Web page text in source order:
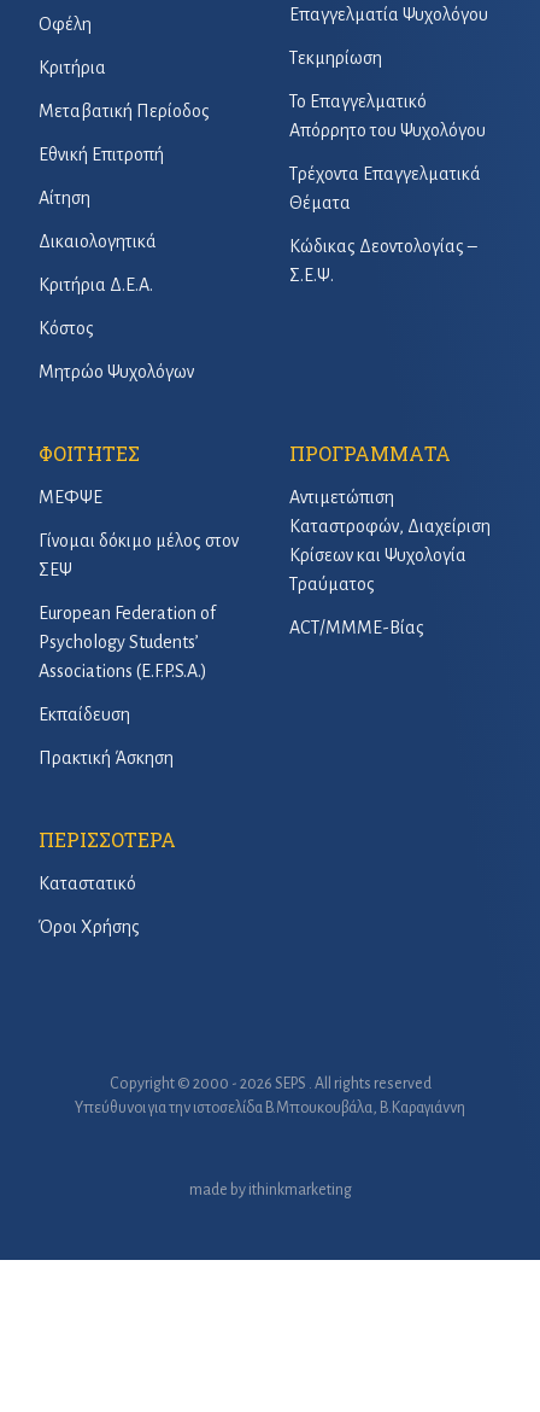
Επαγγελματία Ψυχολόγου
Τεκμηρίωση
Το Επαγγελματικό
Απόρρητο του Ψυχολόγου
Τρέχοντα Επαγγελματικά
Θέματα
Κώδικας Δεοντολογίας –
Σ.Ε.Ψ.
Οφέλη
Κριτήρια
Μεταβατική Περίοδος
Εθνική Επιτροπή
Αίτηση
Δικαιολογητικά
Κριτήρια Δ.Ε.Α.
Κόστος
Μητρώο Ψυχολόγων
ΦΟΙΤΗΤΕΣ
ΜΕΦΨΕ
Γίνομαι δόκιμο μέλος στον
ΣΕΨ
European Federation of
Psychology Students’
Associations (E.F.P.S.A.)
Εκπαίδευση
Πρακτική Άσκηση
ΠΡΟΓΡΑΜΜΑΤΑ
Αντιμετώπιση
Καταστροφών, Διαχείριση
Κρίσεων και Ψυχολογία
Τραύματος
ACT/ΜΜΜΕ-Βίας
ΠΕΡΙΣΣΟΤΕΡΑ
Καταστατικό
Όροι Χρήσης
Copyright © 2000 - 2026 SEPS . All rights reserved
Υπεύθυνοι για την ιστοσελίδα B.Μπουκουβάλα, Β.Καραγιάννη
made by ithinkmarketing